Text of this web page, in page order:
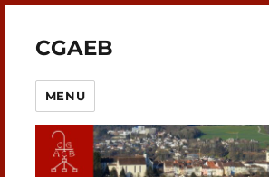
CGAEB
MENU